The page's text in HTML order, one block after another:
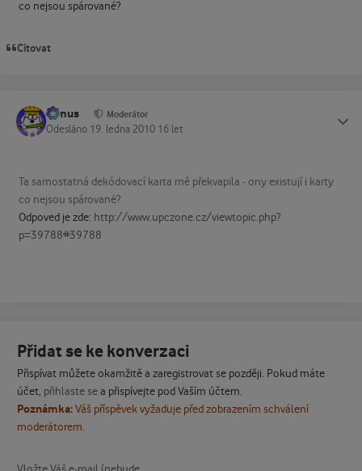
co nejsou spárované?
Citovat
tomus Moderátor
Odesláno 19. ledna 2010 16 let
Ta samostatná dekódovací karta mě překvapila - ony existují i karty
co nejsou spárované?
Odpoved je zde: http://www.upczone.cz/viewtopic.php?
p=39788#39788
Přidat se ke konverzaci
Přispívat můžete okamžitě a zaregistrovat se později. Pokud máte
účet, přihlaste sea přispívejte pod Vaším účtem.
Poznámka:Váš příspěvek vyžaduje před zobrazením schválení
moderátorem.